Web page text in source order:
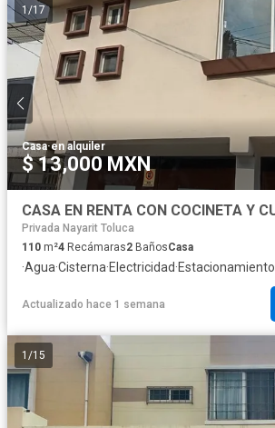
1/17
Casa·en alquiler
$ 13,000 MXN
Privada Nayarit Toluca
110 m²4 Recámaras2 BañosCasa
·Agua·Cisterna·Electricidad·Estacionamiento
Actualizado hace 1 semana
1 /15